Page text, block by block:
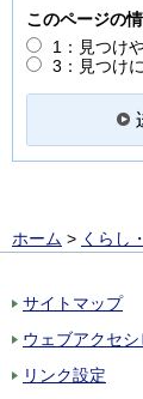
このページの
1：見つけ
3：見つけ
ホーム > くらし
サイトマップ
ウェブアクセ
リンク設定